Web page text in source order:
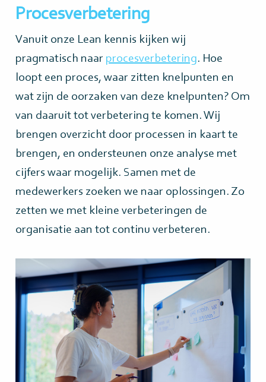
Procesverbetering
Vanuit onze Lean kennis kijken wij
pragmatisch naar procesverbetering. Hoe
loopt een proces, waar zitten knelpunten en
wat zijn de oorzaken van deze knelpunten? Om
van daaruit tot verbetering te komen. Wij
brengen overzicht door processen in kaart te
brengen, en ondersteunen onze analyse met
cijfers waar mogelijk. Samen met de
medewerkers zoeken we naar oplossingen. Zo
zetten we met kleine verbeteringen de
organisatie aan tot continu verbeteren.